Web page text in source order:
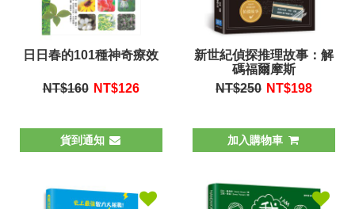
日日春的101種神奇療效
NT$160 NT$126
貨到通知
新世紀偵探推理故事：解
碼福爾摩斯
NT$250 NT$198
加入購物車